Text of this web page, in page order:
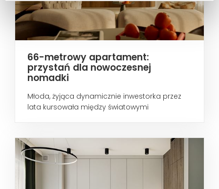
66-metrowy apartament:
przystań dla nowoczesnej
nomadki
Młoda, żyjąca dynamicznie inwestorka przez
lata kursowała między światowymi